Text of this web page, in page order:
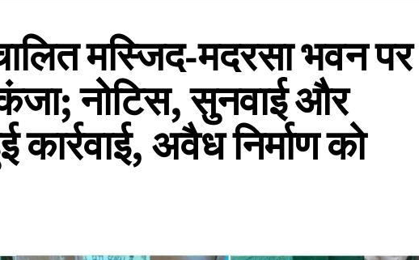
मस्जिद-मदरसा भवन पर
नोटिस, सुनवाई और
अवैध निर्माण को